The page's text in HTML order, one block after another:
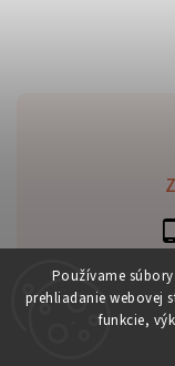
Používame
prehliadanie webovej
funkcie,